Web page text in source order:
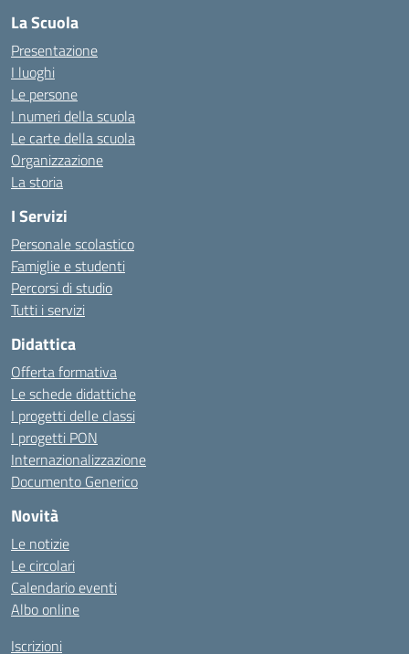
La Scuola
Presentazione
I luoghi
Le persone
I numeri della scuola
Le carte della scuola
Organizzazione
La storia
I Servizi
Personale scolastico
Famiglie e studenti
Percorsi di studio
Tutti i servizi
Didattica
Offerta formativa
Le schede didattiche
I progetti delle classi
I progetti PON
Internazionalizzazione
Documento Generico
Novità
Le notizie
Le circolari
Calendario eventi
Albo online
Iscrizioni